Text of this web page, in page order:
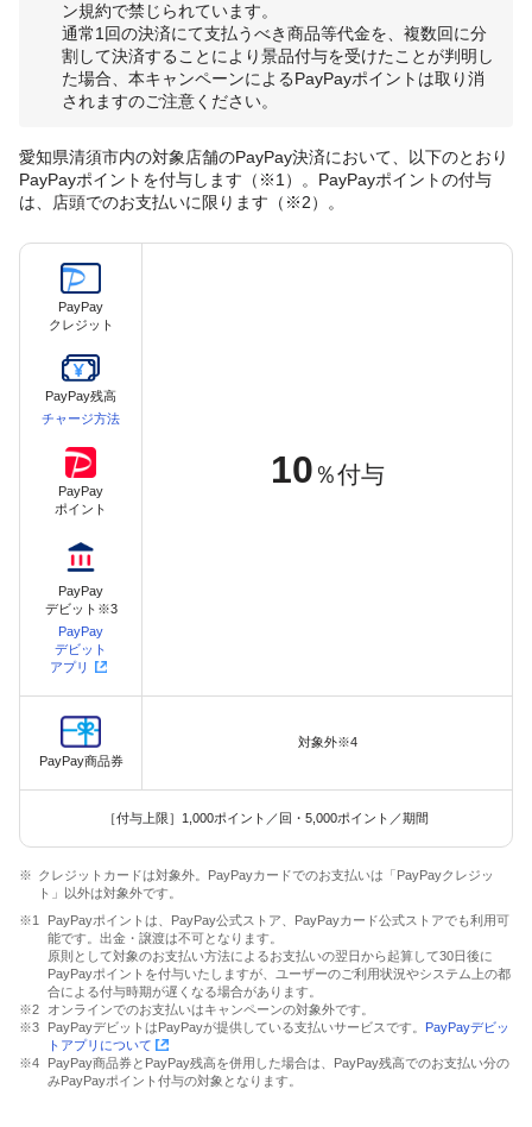
ン規約で禁じられています。
通常1回の決済にて支払うべき商品等代金を、複数回に分
割して決済することにより景品付与を受けたことが判明し
た場合、本キャンペーンによるPayPayポイントは取り消
されますのご注意ください。
愛知県清須市内の対象店舗のPayPay決済において、以下のとおり
PayPayポイントを付与します（※1）。PayPayポイントの付与
は、店頭でのお支払いに限ります（※2）。
PayPay
クレジット
PayPay残高
チャージ方法
PayPay
ポイント
PayPay
デビット※3
PayPay
デビット
アプリ
10 ％付与
PayPay商品券
対象外※4
［付与上限］1,000ポイント／回・5,000ポイント／期間
クレジットカードは対象外。PayPayカードでのお支払いは「PayPayクレジッ
ト」以外は対象外です。
PayPayポイントは、PayPay公式ストア、PayPayカード公式ストアでも利用可
能です。出金・譲渡は不可となります。
原則として対象のお支払い方法によるお支払いの翌日から起算して30日後に
PayPayポイントを付与いたしますが、ユーザーのご利用状況やシステム上の都
合による付与時期が遅くなる場合があります。
オンラインでのお支払いはキャンペーンの対象外です。
PayPayデビットはPayPayが提供している支払いサービスです。 PayPayデビッ
トアプリについて
PayPay商品券とPayPay残高を併用した場合は、PayPay残高でのお支払い分の
みPayPayポイント付与の対象となります。